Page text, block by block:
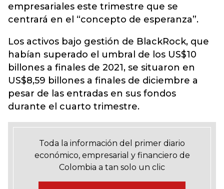
empresariales este trimestre que se
centrará en el “concepto de esperanza”.
Los activos bajo gestión de BlackRock, que
habían superado el umbral de los US$10
billones a finales de 2021, se situaron en
US$8,59 billones a finales de diciembre a
pesar de las entradas en sus fondos
durante el cuarto trimestre.
Toda la información del primer diario
económico, empresarial y financiero de
Colombia a tan solo un clic